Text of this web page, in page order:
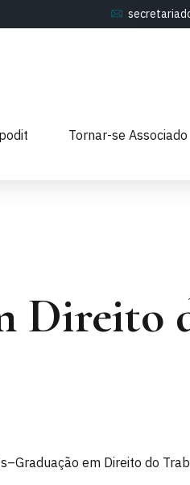
Tornar-se Associado
Direito
–Graduação em Direito do